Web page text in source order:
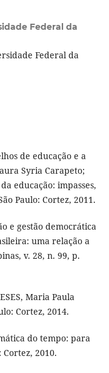
Federal da
Federal da
de educação e a
Syria Carapeto;
educação: impasses,
Paulo: Cortez, 2011.
e gestão democrática
uma relação a
v. 28, n. 99, p.
Maria Paula
Cortez, 2014.
do tempo: para
2010.